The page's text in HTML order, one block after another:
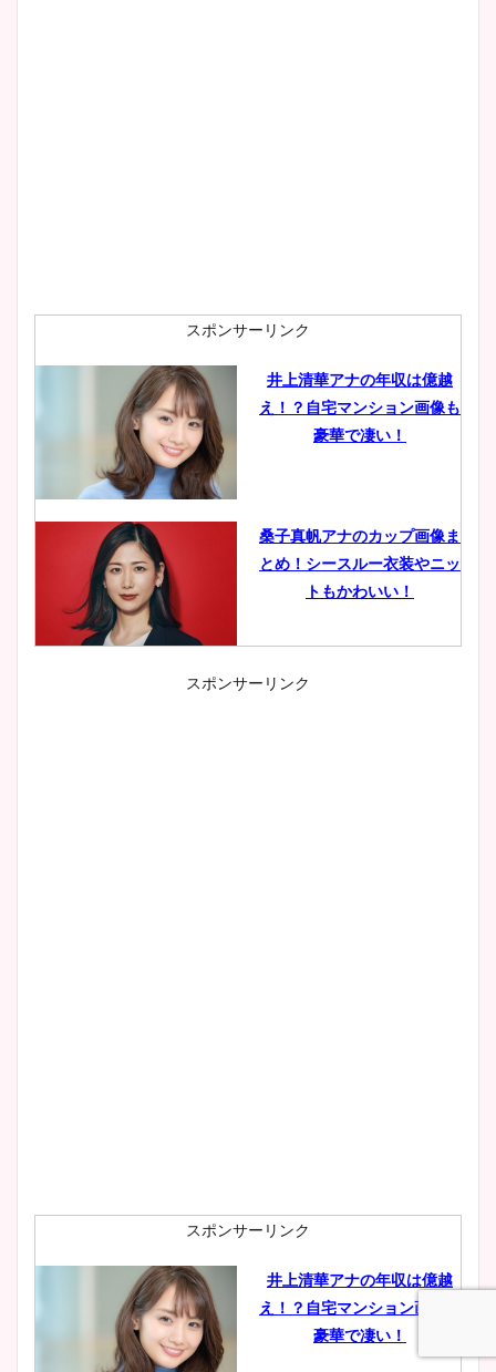
スポンサーリンク
井上清華アナの年収は億越
え！？自宅マンション画像も
豪華で凄い！
桑子真帆アナのカップ画像ま
とめ！シースルー衣装やニッ
トもかわいい！
小室瑛莉子のカップ画像まと
肉も凄い！
鈴木唯の太ってた時の体重が
ヤバすぎww原因や痩せたダ
スポンサーリンク
スポンサーリンク
井上清華アナの年収は億越
え！？自宅マンション画像も
豪華で凄い！